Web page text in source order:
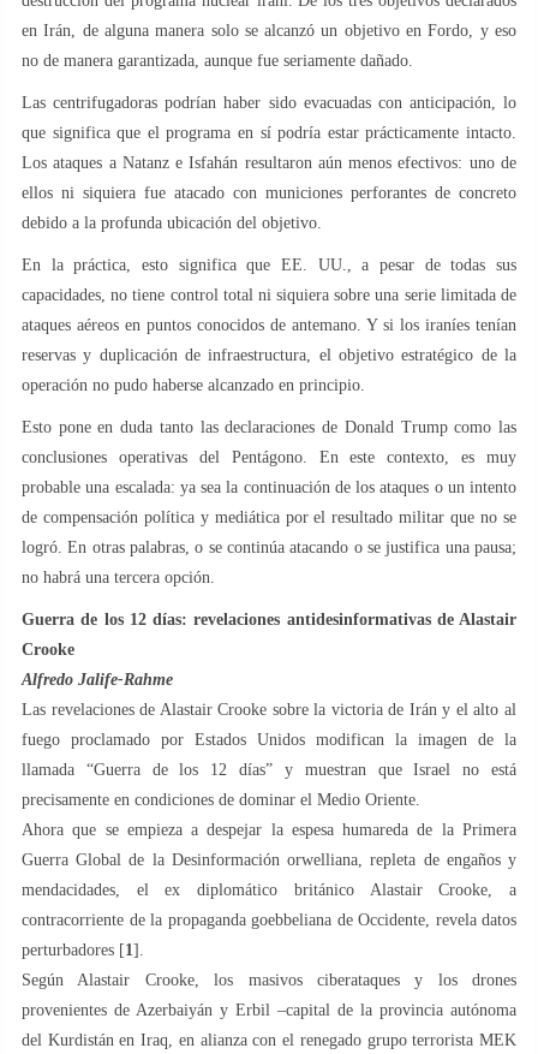
en Irán, de alguna manera solo se alcanzó un objetivo en Fordo, y eso
no de manera garantizada, aunque fue seriamente dañado.
Las centrifugadoras podrían haber sido evacuadas con anticipación, lo
que significa que el programa en sí podría estar prácticamente intacto.
Los ataques a Natanz e Isfahán resultaron aún menos efectivos: uno de
ellos ni siquiera fue atacado con municiones perforantes de concreto
debido a la profunda ubicación del objetivo.
En la práctica, esto significa que EE. UU., a pesar de todas sus
capacidades, no tiene control total ni siquiera sobre una serie limitada de
ataques aéreos en puntos conocidos de antemano. Y si los iraníes tenían
reservas y duplicación de infraestructura, el objetivo estratégico de la
operación no pudo haberse alcanzado en principio.
Esto pone en duda tanto las declaraciones de Donald Trump como las
conclusiones operativas del Pentágono. En este contexto, es muy
probable una escalada: ya sea la continuación de los ataques o un intento
de compensación política y mediática por el resultado militar que no se
logró. En otras palabras, o se continúa atacando o se justifica una pausa;
no habrá una tercera opción.
Guerra de los 12 días: revelaciones antidesinformativas de Alastair
Crooke
Alfredo Jalife-Rahme
Las revelaciones de Alastair Crooke sobre la victoria de Irán y el alto al
fuego proclamado por Estados Unidos modifican la imagen de la
llamada “Guerra de los 12 días” y muestran que Israel no está
precisamente en condiciones de dominar el Medio Oriente.
Ahora que se empieza a despejar la espesa humareda de la Primera
Guerra Global de la Desinformación orwelliana, repleta de engaños y
mendacidades, el ex diplomático británico Alastair Crooke, a
contracorriente de la propaganda goebbeliana de Occidente, revela datos
perturbadores [1].
Según Alastair Crooke, los masivos ciberataques y los drones
provenientes de Azerbaiyán y Erbil –capital de la provincia autónoma
del Kurdistán en Iraq, en alianza con el renegado grupo terrorista MEK